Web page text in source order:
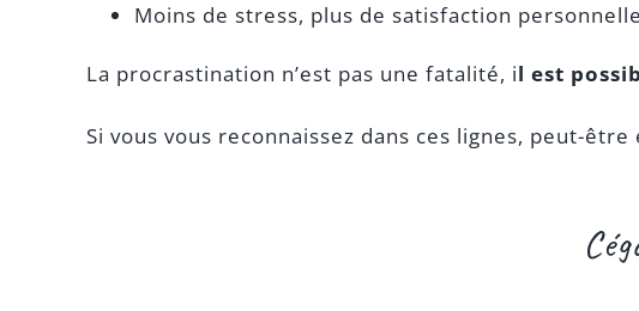
Moins de stress, plus de satisfaction
La procrastination n’est pas une fatalité, il est
Si vous vous reconnaissez dans ces lignes, peut-